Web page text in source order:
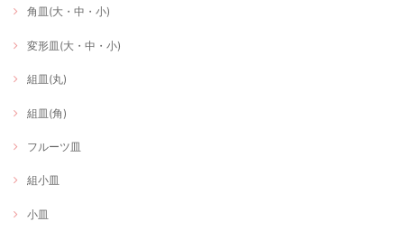
角皿(大・中・小)
変形皿(大・中・小)
組皿(丸)
組皿(角)
フルーツ皿
組小皿
小皿